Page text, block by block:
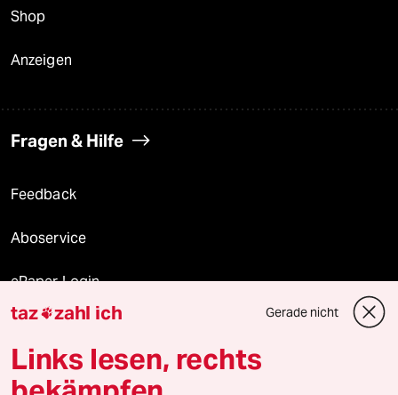
Shop
Anzeigen
Fragen & Hilfe
Feedback
Aboservice
ePaper Login
Downloads für Abonnierende
taz zahl ich Gerade nicht
Links lesen, rechts